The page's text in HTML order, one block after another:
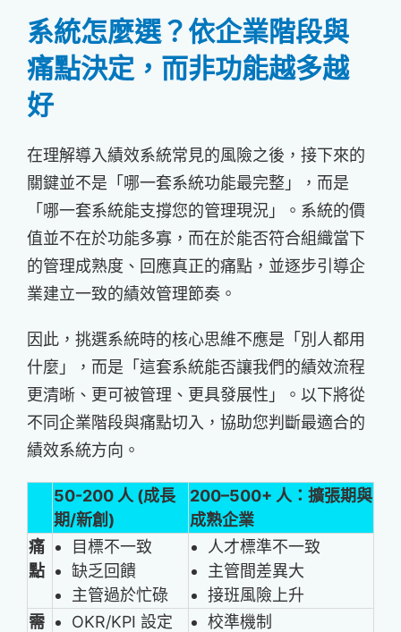
系統怎麼選？依企業階段與
痛點決定，而非功能越多越
好
在理解導入績效系統常見的風險之後，接下來的
關鍵並不是「哪一套系統功能最完整」，而是
「哪一套系統能支撐您的管理現況」。系統的價
值並不在於功能多寡，而在於能否符合組織當下
的管理成熟度、回應真正的痛點，並逐步引導企
業建立一致的績效管理節奏。
因此，挑選系統時的核心思維不應是「別人都用
什麼」，而是「這套系統能否讓我們的績效流程
更清晰、更可被管理、更具發展性」。以下將從
不同企業階段與痛點切入，協助您判斷最適合的
績效系統方向。
50-200 人 (成長
期/新創)
200–500+ 人：擴張期與
成熟企業
痛
點
目標不一致
缺乏回饋
主管過於忙碌
人才標準不一致
主管間差異大
接班風險上升
需
OKR/KPI 設定
校準機制